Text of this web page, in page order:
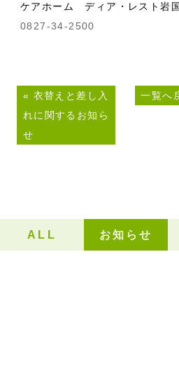
ケアホーム ディア・レスト岩
0827-34-2500
« 衣替えと差し入
れに関するお知ら
せ
一覧へ
ALL お知らせ